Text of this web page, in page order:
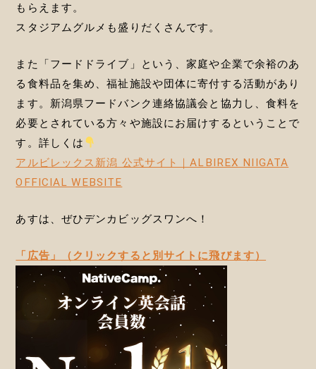
もらえます。
スタジアムグルメも盛りだくさんです。
また「フードドライブ」という、家庭や企業で余裕のあ
る食料品を集め、福祉施設や団体に寄付する活動があり
ます。新潟県フードバンク連絡協議会と協力し、食料を
必要とされている方々や施設にお届けするということで
す。詳しくは
アルビレックス新潟 公式サイト｜ALBIREX NIIGATA
OFFICIAL WEBSITE
あすは、ぜひデンカビッグスワンへ！
「広告」（クリックすると別サイトに飛びます）